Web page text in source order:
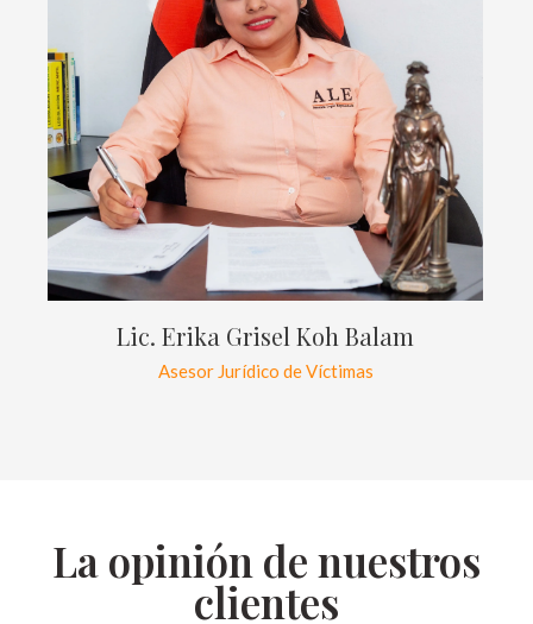
Lic. Erika Grisel Koh Balam
Asesor Jurídico de Víctimas
La opinión de nuestros
clientes